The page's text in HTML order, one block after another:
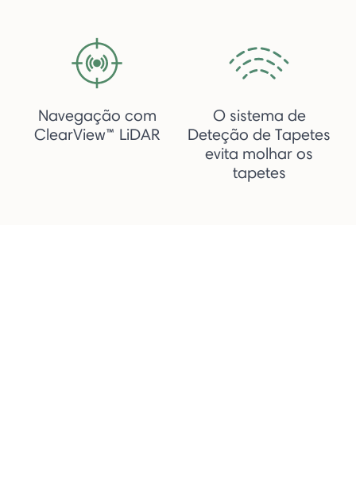
Navegação com
ClearView™ LiDAR
O sistema de
Deteção de Tapetes
evita molhar os
tapetes